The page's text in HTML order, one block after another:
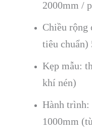
2000mm /
Chiều rộng
tiêu chuẩn)
Kẹp mẫu:
khí nén)
Hành trình:
1000mm